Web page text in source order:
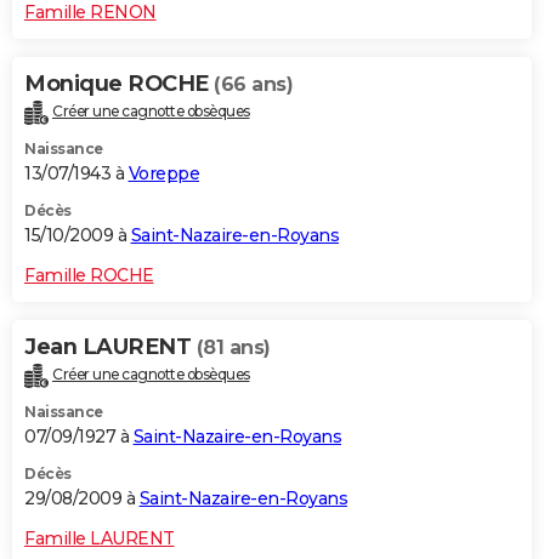
Famille RENON
Monique ROCHE (66 ans)
Créer une cagnotte obsèques
Naissance
13/07/1943 à Voreppe
Décès
15/10/2009 à Saint-Nazaire-en-Royans
Famille ROCHE
Jean LAURENT (81 ans)
Créer une cagnotte obsèques
Naissance
07/09/1927 à Saint-Nazaire-en-Royans
Décès
29/08/2009 à Saint-Nazaire-en-Royans
Famille LAURENT